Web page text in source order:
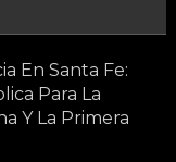
En Santa Fe:
Para La
Y La Primera